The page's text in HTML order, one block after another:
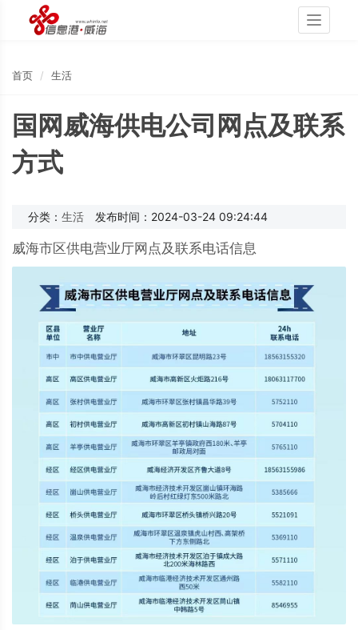
Toggle
首页 生活
国网威海供电公司网点及联系
方式
分类： 生活 发布时间：2024-03-24 09:24:44
威海市区供电营业厅网点及联系电话信息